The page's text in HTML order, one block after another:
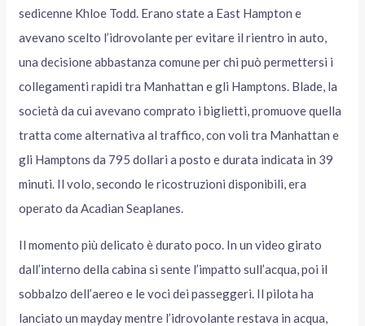
sedicenne Khloe Todd. Erano state a East Hampton e
avevano scelto l’idrovolante per evitare il rientro in auto,
una decisione abbastanza comune per chi può permettersi i
collegamenti rapidi tra Manhattan e gli Hamptons. Blade, la
società da cui avevano comprato i biglietti, promuove quella
tratta come alternativa al traffico, con voli tra Manhattan e
gli Hamptons da 795 dollari a posto e durata indicata in 39
minuti. Il volo, secondo le ricostruzioni disponibili, era
operato da Acadian Seaplanes.
Il momento più delicato è durato poco. In un video girato
dall’interno della cabina si sente l’impatto sull’acqua, poi il
sobbalzo dell’aereo e le voci dei passeggeri. Il pilota ha
lanciato un mayday mentre l’idrovolante restava in acqua,